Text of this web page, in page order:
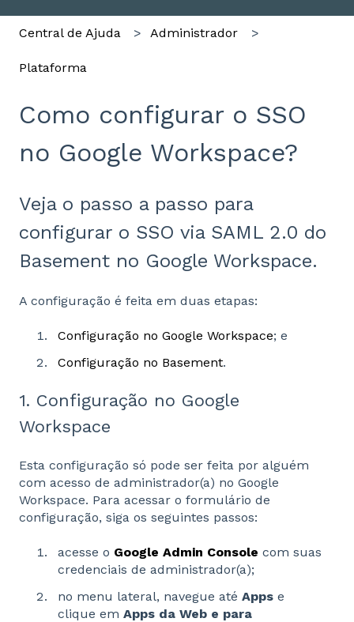
Central de Ajuda Administrador
Plataforma
Como configurar o SSO
no Google Workspace?
Veja o passo a passo para
configurar o SSO via SAML 2.0 do
Basement no Google Workspace.
A configuração é feita em duas etapas:
Configuração no Google Workspace; e
Configuração no Basement.
1. Configuração no Google
Workspace
Esta configuração só pode ser feita por alguém
com acesso de administrador(a) no Google
Workspace. Para acessar o formulário de
configuração, siga os seguintes passos:
acesse o Google Admin Console com suas
credenciais de administrador(a);
no menu lateral, navegue até Apps e
clique em Apps da Web e para